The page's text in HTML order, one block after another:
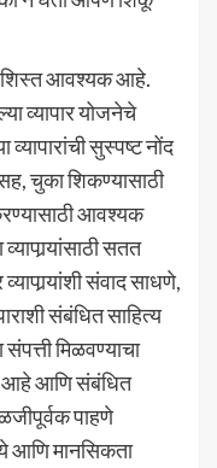
शिस्त आवश्यक आहे.
व्यापार योजनेचे
सुस्पष्ट नोंद
चुका शिकण्यासाठी
आवश्यक
सतत
संवाद साधणे,
संबंधित साहित्य
मिळवण्याचा
आहे आणि संबंधित
पाहणे
आणि मानसिकता